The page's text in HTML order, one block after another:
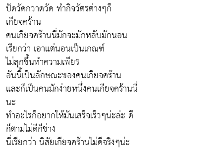
ปัดวัดกวาดวัด ทำกิจวัตรต่างๆก็
เกียจคร้าน
คนเกียจคร้านนี่มักจะมักหลับมักนอน
เรียกว่า เอาแต่นอนเป็นเกณฑ์
ไม่ลุกขึ้นทำความเพียร
อันนี้เป็นลักษณะของคนเกียจคร้าน
และก็เป็นคนมักง่ายหนึ่งคนเกียจคร้านนี่
นะ
ทำอะไรก็อยากให้มันเสร็จเร็วๆน่ะล่ะ ดี
ก็ตามไม่ดีก็ช่าง
นี่เรียกว่า นิสัยเกียจคร้านไม่ดีจริงๆน่ะ